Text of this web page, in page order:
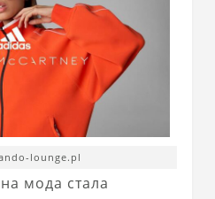
lounge.pl
мода стала